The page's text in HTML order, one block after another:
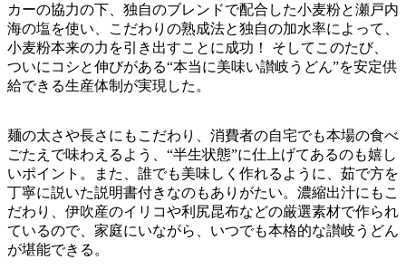
カーの協力の下、独自のブレンドで配合した小麦粉と瀬戸内
海の塩を使い、こだわりの熟成法と独自の加水率によって、
小麦粉本来の力を引き出すことに成功！ そしてこのたび、
ついにコシと伸びがある“本当に美味い讃岐うどん”を安定供
給できる生産体制が実現した。
麺の太さや長さにもこだわり、消費者の自宅でも本場の食べ
ごたえで味わえるよう、“半生状態”に仕上げてあるのも嬉し
いポイント。また、誰でも美味しく作れるように、茹で方を
丁寧に説いた説明書付きなのもありがたい。濃縮出汁にもこ
だわり、伊吹産のイリコや利尻昆布などの厳選素材で作られ
ているので、家庭にいながら、いつでも本格的な讃岐うどん
が堪能できる。